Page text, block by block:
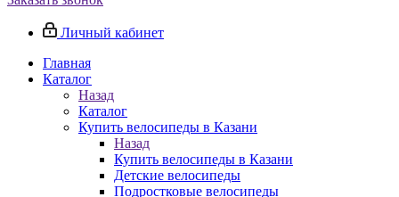
Личный кабинет
Главная
Каталог
Назад
Каталог
Купить велосипеды в Казани
Назад
Купить велосипеды в Казани
Детские велосипеды
Подростковые велосипеды